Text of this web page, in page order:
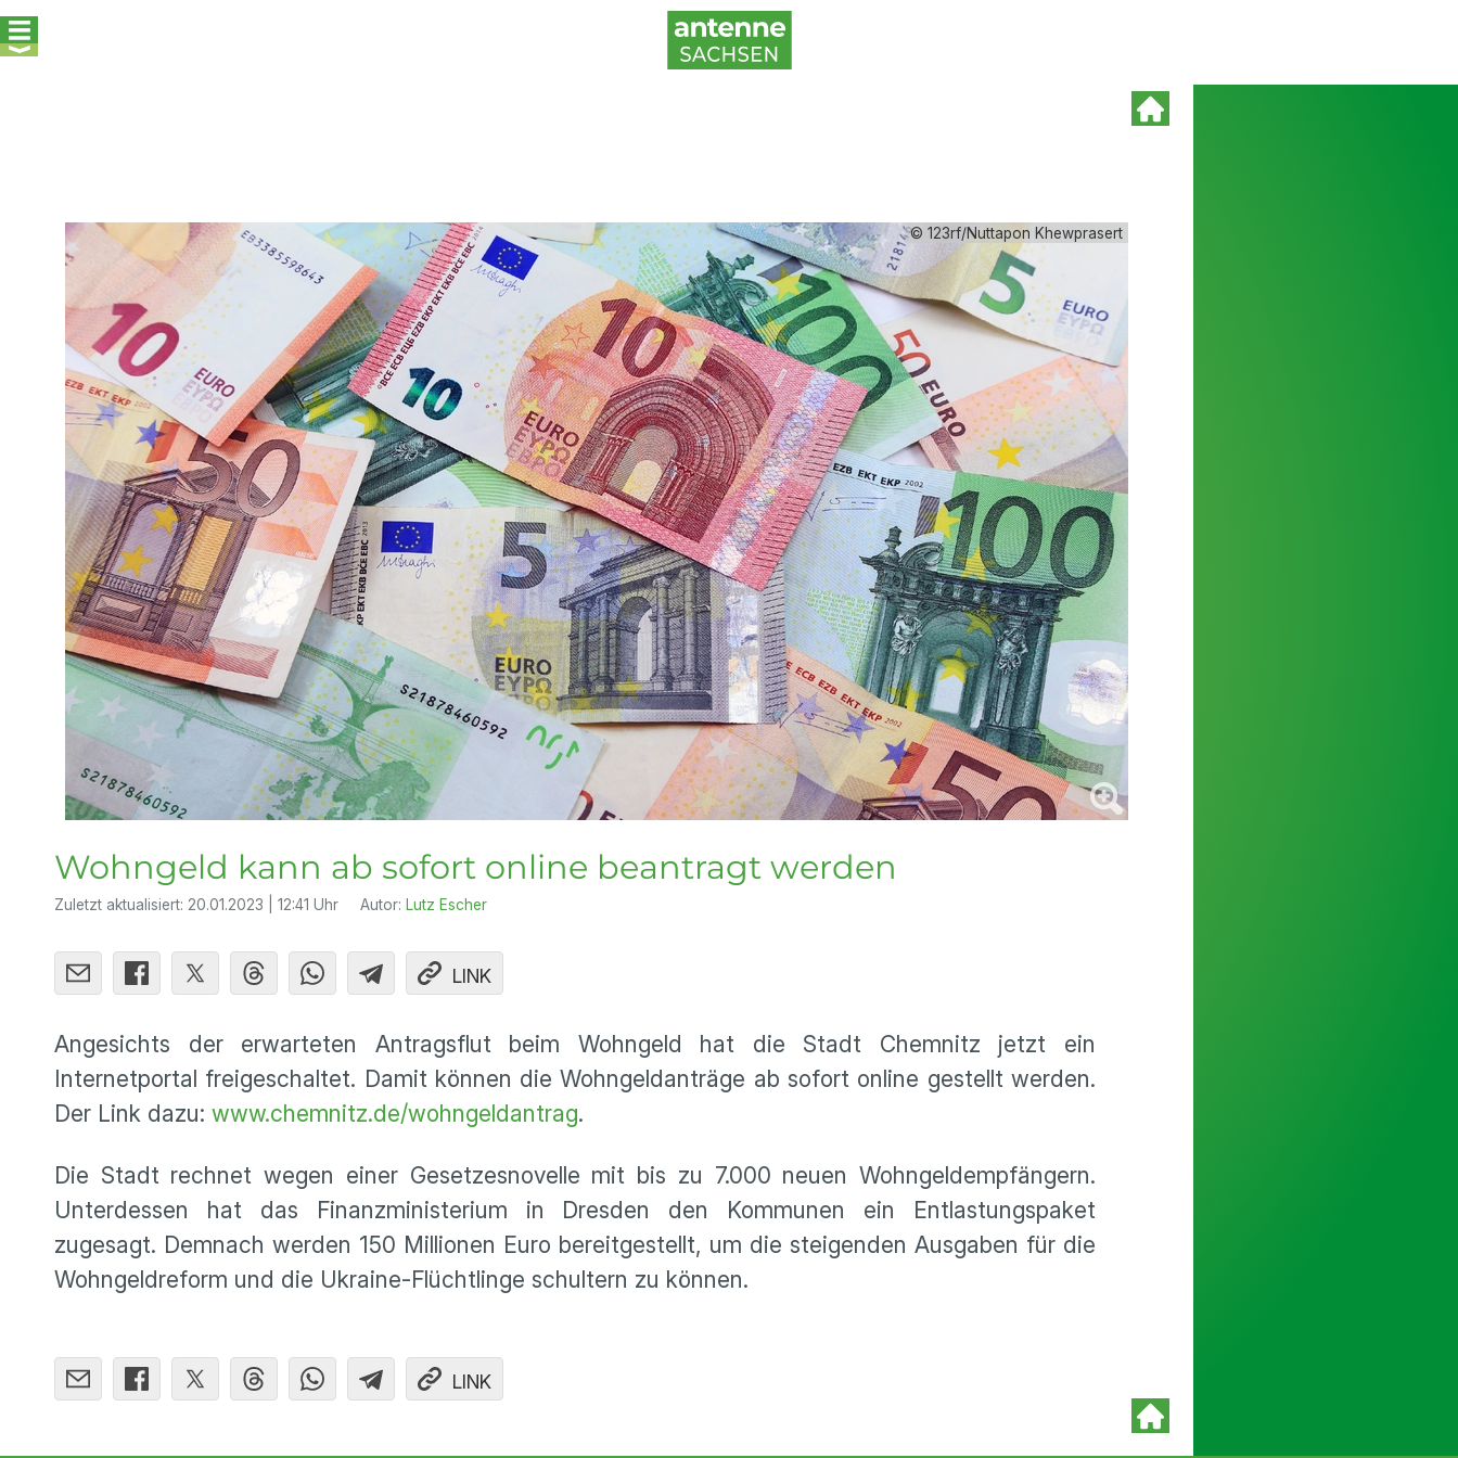
© 123rf/Nuttapon Khewprasert
Wohngeld kann ab sofort online beantragt werden
Zuletzt aktualisiert: 20.01.2023 | 12:41 Uhr Autor: Lutz Escher
LINK
Angesichts der erwarteten Antragsflut beim Wohngeld hat die Stadt Chemnitz jetzt ein
Internetportal freigeschaltet. Damit können die Wohngeldanträge ab sofort online gestellt werden.
Der Link dazu: www.chemnitz.de/wohngeldantrag.
Die Stadt rechnet wegen einer Gesetzesnovelle mit bis zu 7.000 neuen Wohngeldempfängern.
Unterdessen hat das Finanzministerium in Dresden den Kommunen ein Entlastungspaket
zugesagt. Demnach werden 150 Millionen Euro bereitgestellt, um die steigenden Ausgaben für die
Wohngeldreform und die Ukraine-Flüchtlinge schultern zu können.
LINK